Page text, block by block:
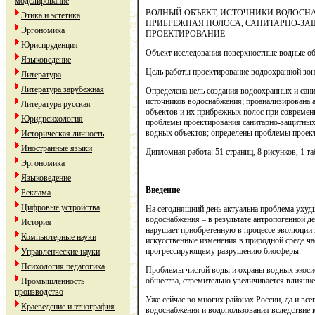
Этика и эстетика
Эргономика
Юриспруденция
Языковедение
Литература
Литература зарубежная
Литература русская
Юридпсихология
Историческая личность
Иностранные языки
Эргономика
Языковедение
Реклама
Цифровые устройства
История
Компьютерные науки
Управленческие науки
Психология педагогика
Промышленность
производство
Краеведение и этнография
ВОДНЫЙ ОБЪЕКТ, ИСТОЧНИКИ
ПРИБРЕЖНАЯ ПОЛОСА, САНИТАРНО-
ПРОЕКТИРОВАНИЕ
Объект исследования поверхностные водные
Цель работы проектирование водоохранной
Определена цель создания водоохранных и
источников водоснабжения;
объектов и их прибрежных полос при
проблемы проектирования санитарно-
водных объектов; определены проблемы
Дипломная работа: 51 страниц, 8 рисунков, 1
Введение
На сегодняшний день актуальна проблема
водоснабжения – в результате антропогенной
нарушает приобретенную в процессе
искусственные изменения в природной среде
прогрессирующему разрушению биосферы.
Проблемы чистой воды и охраны водных
общества, стремительно увеличивается
Уже сейчас во многих районах России, да и
водоснабжения и водопользования